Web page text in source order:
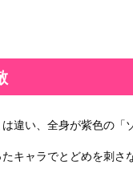
違い、全身が紫色の「
キャラでとどめを刺